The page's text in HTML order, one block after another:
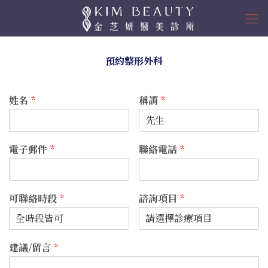
預約整形外科
姓名 * 稱謂 *
電子郵件 * 聯絡電話 *
可聯絡時段 * 諮詢項目 *
建議/留言 *